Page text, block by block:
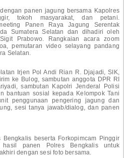
panen jagung bersama Kapolres
tokoh masyarakat, dan petani.
Panen Raya Jagung Serentak
Sumatera Selatan dan dihadiri oleh
Prabowo. Rangkaian acara zoom
pemutaran video selayang pandang
Selatan.
Irjen Pol Andi Rian R. Djajadi, SIK,
ke Bulog, sambutan anggota DPR RI
sambutan Kapolri Jenderal Polisi
bantuan sosial kepada Kelompok Tani
penggunaan pengering jagung dan
sesi tanya jawab/dialog, dan panen
beserta Forkopimcam Pinggir
hasil panen Polres Bengkalis untuk
dengan sesi foto bersama.